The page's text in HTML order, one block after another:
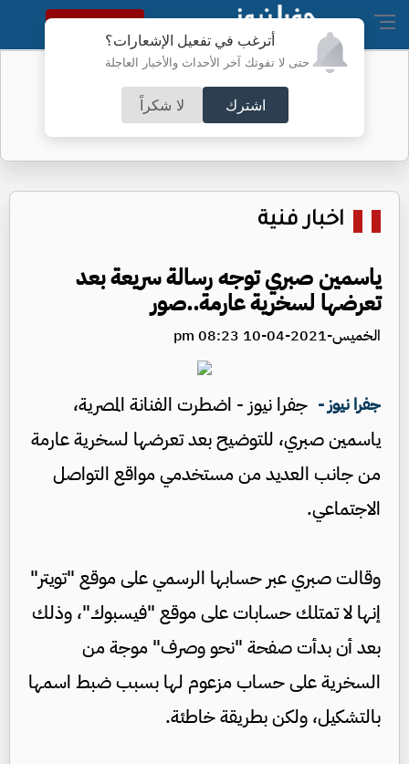
أترغب في تفعيل الإشعارات؟
حتى لا تفوتك آخر الأحداث والأخبار العاجلة
اشترك لا شكراً
النسخة الكاملة
اخبار فنية
ياسمين صبري توجه رسالة سريعة بعد
تعرضها لسخرية عارمة..صور
الخميس-2021-04-10 08:23 pm
جفرا نيوز - جفرا نيوز - اضطرت الفنانة المصرية،
ياسمين صبري، للتوضيح بعد تعرضها لسخرية عارمة
من جانب العديد من مستخدمي مواقع التواصل
الاجتماعي.
وقالت صبري عبر حسابها الرسمي على موقع "تويتر"
إنها لا تمتلك حسابات على موقع "فيسبوك"، وذلك
بعد أن بدأت صفحة "نحو وصرف" موجة من
السخرية على حساب مزعوم لها بسبب ضبط اسمها
بالتشكيل، ولكن بطريقة خاطئة.